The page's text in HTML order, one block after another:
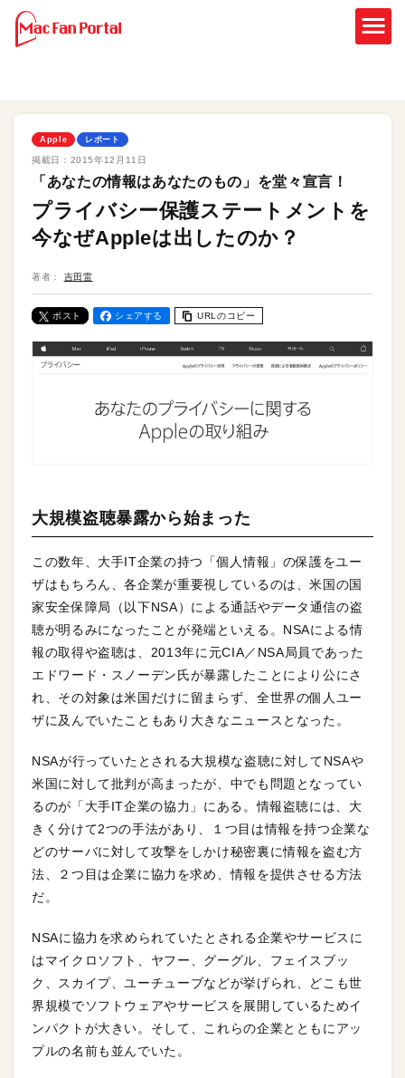
Apple レポート
掲載日： 2015年12月11日
「あなたの情報はあなたのもの」を堂々宣言！
プライバシー保護ステートメントを
今なぜAppleは出したのか？
著者： 吉田雷
ポスト シェアする URLのコピー
大規模盗聴暴露から始まった
この数年、大手IT企業の持つ「個人情報」の保護をユー
ザはもちろん、各企業が重要視しているのは、米国の国
家安全保障局（以下NSA）による通話やデータ通信の盗
聴が明るみになったことが発端といえる。NSAによる情
報の取得や盗聴は、2013年に元CIA／NSA局員であった
エドワード・スノーデン氏が暴露したことにより公にさ
れ、その対象は米国だけに留まらず、全世界の個人ユー
ザに及んでいたこともあり大きなニュースとなった。
NSAが行っていたとされる大規模な盗聴に対してNSAや
米国に対して批判が高まったが、中でも問題となってい
るのが「大手IT企業の協力」にある。情報盗聴には、大
きく分けて2つの手法があり、１つ目は情報を持つ企業な
どのサーバに対して攻撃をしかけ秘密裏に情報を盗む方
法、２つ目は企業に協力を求め、情報を提供させる方法
だ。
NSAに協力を求められていたとされる企業やサービスに
はマイクロソフト、ヤフー、グーグル、フェイスブッ
ク、スカイプ、ユーチューブなどが挙げられ、どこも世
界規模でソフトウェアやサービスを展開しているためイ
ンパクトが大きい。そして、これらの企業とともにアッ
プルの名前も並んでいた。